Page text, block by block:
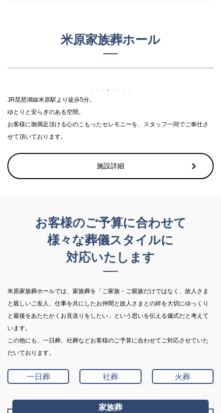
米原家族葬ホール
JR琵琶湖線米原駅より徒歩5分。
ゆとりと安らぎのある空間。
お客様に御満足頂ける心のこもったセレモニーを、スタッフ一同でご奉仕さ
せて頂いております。
施設詳細
お客様のご予算に合わせて
様々な葬儀スタイルに
対応いたします
米原家族葬ホールでは、家族葬を「ご家族・ご親族だけではなく、故人さま
と親しいご友人、仕事を共にしたお仲間と故人さまとの絆を大切にゆっくり
と最後をあたたかくお見送りをしたい」という思いを伝える儀式だと考えて
います。
この他にも、一日葬、社葬などお客様のご予算に合わせてご対応させていた
だいております。
一日葬 社葬 火葬
家族葬